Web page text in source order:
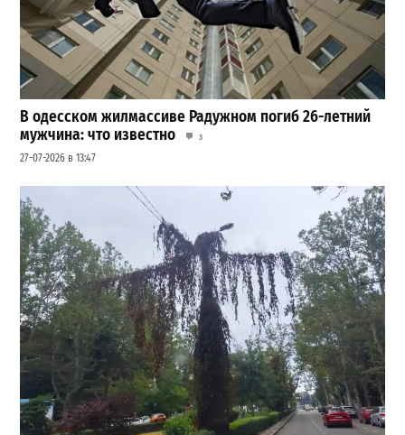
В одесском жилмассиве Радужном погиб 26-летний
мужчина: что известно
3
27-07-2026 в 13:47